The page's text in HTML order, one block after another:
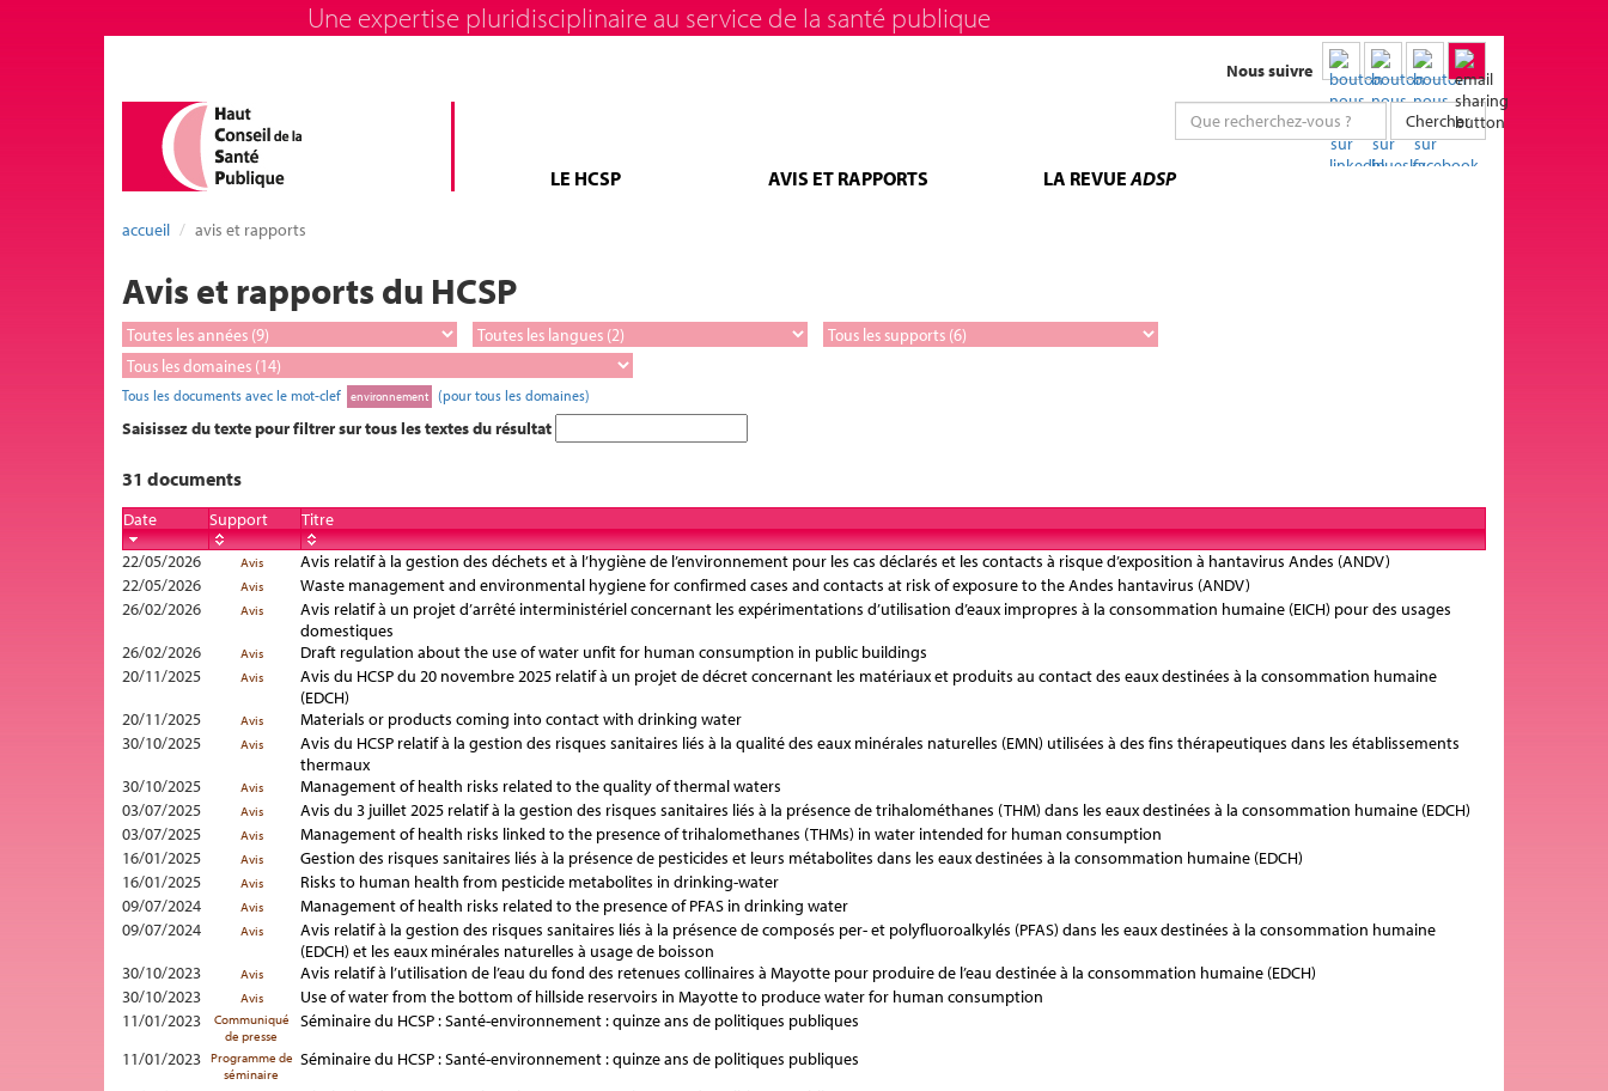
Une expertise pluridisciplinaire au service de la santé publique
Nous suivre
Chercher
LE HCSP AVIS ET RAPPORTS LA REVUEADSP
accueil avis et rapports
Avis et rapports du HCSP
Tous les documents avec le mot-clef environnement (pour tous les domaines)
Saisissez du texte pour filtrer sur tous les textes du résultat
31 documents
Date Support
Titre
22/05/2026
Avis
Avis relatif à la gestion des déchets et à l’hygiène de l’environnement pour les cas déclarés et les contacts à risque d’exposition à hantavirus Andes (ANDV)
22/05/2026
Avis
Waste management and environmental hygiene for confirmed cases and contacts at risk of exposure to the Andes hantavirus (ANDV)
26/02/2026
Avis
Avis relatif à un projet d’arrêté interministériel concernant les expérimentations d’utilisation d’eaux impropres à la consommation humaine (EICH) pour des usages
domestiques
26/02/2026
Avis
Draft regulation about the use of water unfit for human consumption in public buildings
20/11/2025
Avis
Avis du HCSP du 20 novembre 2025 relatif à un projet de décret concernant les matériaux et produits au contact des eaux destinées à la consommation humaine
(EDCH)
20/11/2025
Avis
Materials or products coming into contact with drinking water
30/10/2025
Avis
Avis du HCSP relatif à la gestion des risques sanitaires liés à la qualité des eaux minérales naturelles (EMN) utilisées à des fins thérapeutiques dans les établissements
thermaux
30/10/2025
Avis
Management of health risks related to the quality of thermal waters
03/07/2025
Avis
Avis du 3 juillet 2025 relatif à la gestion des risques sanitaires liés à la présence de trihalométhanes (THM) dans les eaux destinées à la consommation humaine (EDCH)
03/07/2025
Avis
Management of health risks linked to the presence of trihalomethanes (THMs) in water intended for human consumption
16/01/2025
Avis
Gestion des risques sanitaires liés à la présence de pesticides et leurs métabolites dans les eaux destinées à la consommation humaine (EDCH)
16/01/2025
Avis
Risks to human health from pesticide metabolites in drinking-water
09/07/2024
Avis
Management of health risks related to the presence of PFAS in drinking water
09/07/2024
Avis
Avis relatif à la gestion des risques sanitaires liés à la présence de composés per- et polyfluoroalkylés (PFAS) dans les eaux destinées à la consommation humaine
(EDCH) et les eaux minérales naturelles à usage de boisson
30/10/2023
Avis
Avis relatif à l’utilisation de l’eau du fond des retenues collinaires à Mayotte pour produire de l’eau destinée à la consommation humaine (EDCH)
30/10/2023
Avis
Use of water from the bottom of hillside reservoirs in Mayotte to produce water for human consumption
11/01/2023
Communiqué
de presse
Séminaire du HCSP : Santé-environnement : quinze ans de politiques publiques
11/01/2023 Programme de
séminaire
Séminaire du HCSP : Santé-environnement : quinze ans de politiques publiques